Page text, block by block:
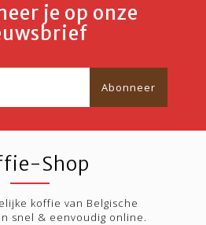
je op onze
Abonneer
Shop
koffie van Belgische
snel & eenvoudig online.